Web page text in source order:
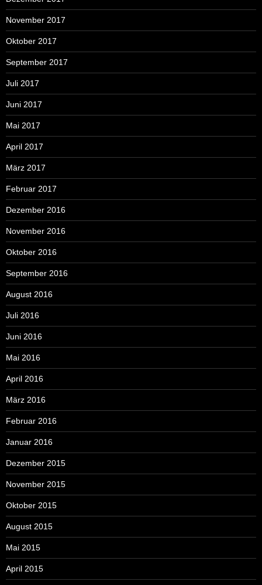
November 2017
Oktober 2017
September 2017
Juli 2017
Juni 2017
Mai 2017
April 2017
März 2017
Februar 2017
Dezember 2016
November 2016
Oktober 2016
September 2016
August 2016
Juli 2016
Juni 2016
Mai 2016
April 2016
März 2016
Februar 2016
Januar 2016
Dezember 2015
November 2015
Oktober 2015
August 2015
Mai 2015
April 2015